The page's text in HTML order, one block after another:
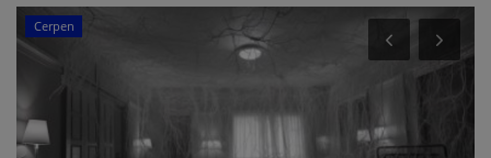
Cerpen